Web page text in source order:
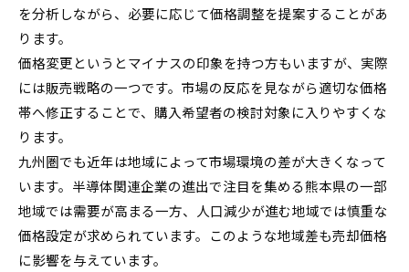
を分析しながら、必要に応じて価格調整を提案することがあ
ります。
価格変更というとマイナスの印象を持つ方もいますが、実際
には販売戦略の一つです。市場の反応を見ながら適切な価格
帯へ修正することで、購入希望者の検討対象に入りやすくな
ります。
九州圏でも近年は地域によって市場環境の差が大きくなって
います。半導体関連企業の進出で注目を集める熊本県の一部
地域では需要が高まる一方、人口減少が進む地域では慎重な
価格設定が求められています。このような地域差も売却価格
に影響を与えています。